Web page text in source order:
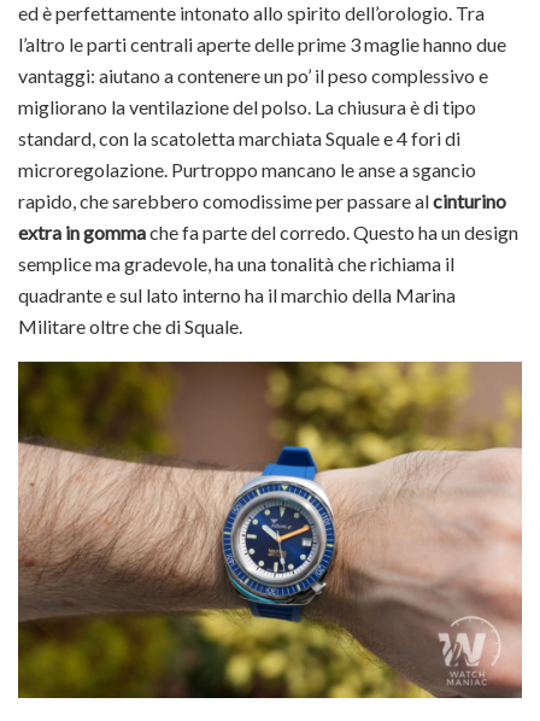
ed è perfettamente intonato allo spirito dell’orologio. Tra
l’altro le parti centrali aperte delle prime 3 maglie hanno due
vantaggi: aiutano a contenere un po’ il peso complessivo e
migliorano la ventilazione del polso. La chiusura è di tipo
standard, con la scatoletta marchiata Squale e 4 fori di
microregolazione. Purtroppo mancano le anse a sgancio
rapido, che sarebbero comodissime per passare alcinturino
extra in gommache fa parte del corredo. Questo ha un design
semplice ma gradevole, ha una tonalità che richiama il
quadrante e sul lato interno ha il marchio della Marina
Militare oltre che di Squale.